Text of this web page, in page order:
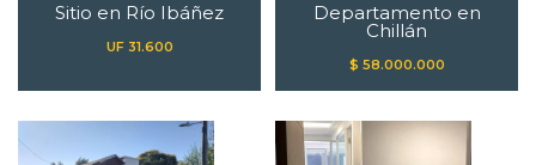
Sitio en Río Ibáñez
UF 31.600
Departamento en
Chillán
$ 58.000.000